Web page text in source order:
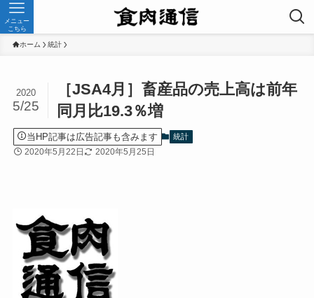
メニュー
こちら
ホーム 統計
［JSA4月］畜産品の売上高は前年
同月比19.3％増
2020
5/25
当HP記事は広告記事も含みます 統計
2020年5月22日 2020年5月25日